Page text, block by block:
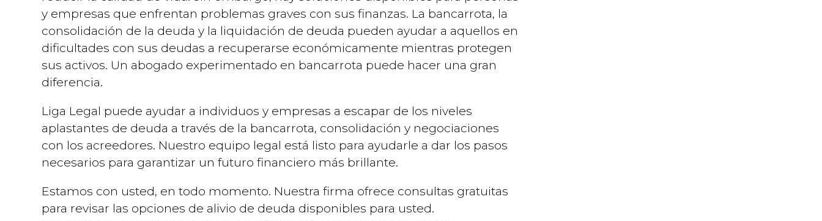
y empresas que enfrentan problemas graves con sus finanzas. La bancarrota, la
consolidación de la deuda y la liquidación de deuda pueden ayudar a aquellos en
dificultades con sus deudas a recuperarse económicamente mientras protegen
sus activos. Un abogado experimentado en bancarrota puede hacer una gran
diferencia.
Liga Legal puede ayudar a individuos y empresas a escapar de los niveles
aplastantes de deuda a través de la bancarrota, consolidación y negociaciones
con los acreedores. Nuestro equipo legal está listo para ayudarle a dar los pasos
necesarios para garantizar un futuro financiero más brillante.
Estamos con usted, en todo momento. Nuestra firma ofrece consultas gratuitas
para revisar las opciones de alivio de deuda disponibles para usted.